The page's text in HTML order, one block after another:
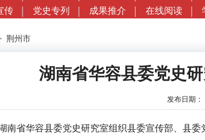
传 党史专列 成果推介 在线阅读
荆州市
湖南省华容县委党史
发布日期：
省华容县委党史研究室组织县委宣传部、县委